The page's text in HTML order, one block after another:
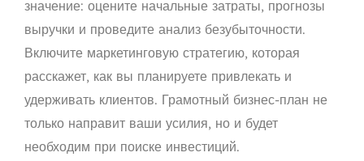
значение: оцените начальные затраты, прогнозы
выручки и проведите анализ безубыточности.
Включите маркетинговую стратегию, которая
расскажет, как вы планируете привлекать и
удерживать клиентов. Грамотный бизнес-план не
только направит ваши усилия, но и будет
необходим при поиске инвестиций.